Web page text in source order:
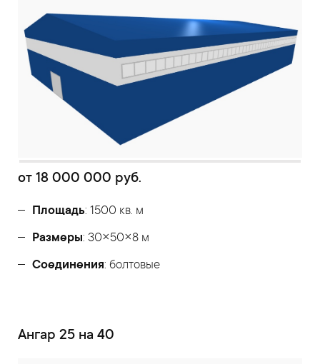
от 18 000 000 руб.
Площадь: 1500 кв. м
Размеры: 30×50×8 м
Соединения: болтовые
Ангар 25 на 40